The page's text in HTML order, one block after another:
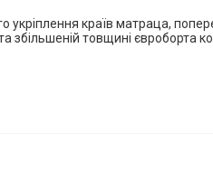
укріплення країв матраца,
збільшеній товщині євроборта